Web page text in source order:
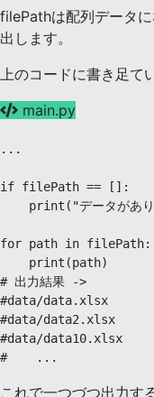
filePathは配列データ
出します。
上のコードに書き足て
main.py
...
if filePath == []:
print("データがあ
for path in filePath:
    print(path)
# 出力結果 ->
#data/data.xlsx
#data/data2.xlsx
#data/data10.xlsx
#    ...
これで一つづつ出力す